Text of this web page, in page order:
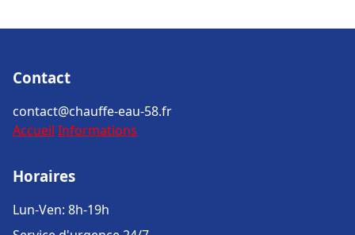
Contact
contact@chauffe-eau-58.fr
Accueil Informations
Horaires
Lun-Ven: 8h-19h